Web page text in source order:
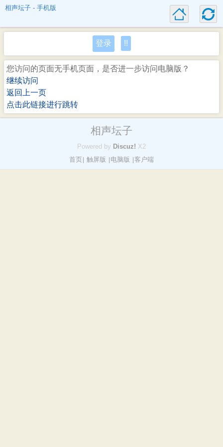
相声坛子 - 手机版
登录 !!
您访问的页面无手机页面，是否进一步访问电脑版？
继续访问
返回上一页
点击此链接进行跳转
相声坛子
Powered by Discuz! X2
首页 触屏版 电脑版 客户端